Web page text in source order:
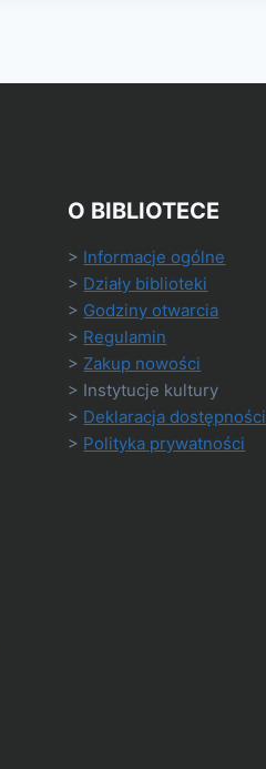
O BIBLIOTECE
> Informacje ogólne
> Działy biblioteki
> Godziny otwarcia
> Regulamin
> Zakup nowości
> Instytucje kultury
> Deklaracja dostępności
> Polityka prywatności